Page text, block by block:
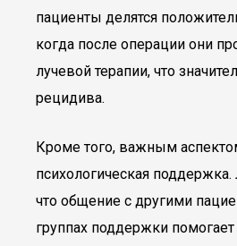
пациенты делятся
когда после операции они
лучевой терапии, что
рецидива.
Кроме того, важным
психологическая
что общение с другими
группах поддержки помогает